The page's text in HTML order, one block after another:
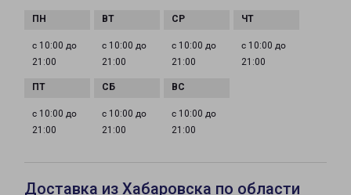
с 10:00 до
21:00
с 10:00 до
21:00
с 10:00 до
21:00
с 10:00 до
21:00
с 10:00 до
21:00
с 10:00 до
21:00
с 10:00 до
21:00
Доставка из Хабаровска по области